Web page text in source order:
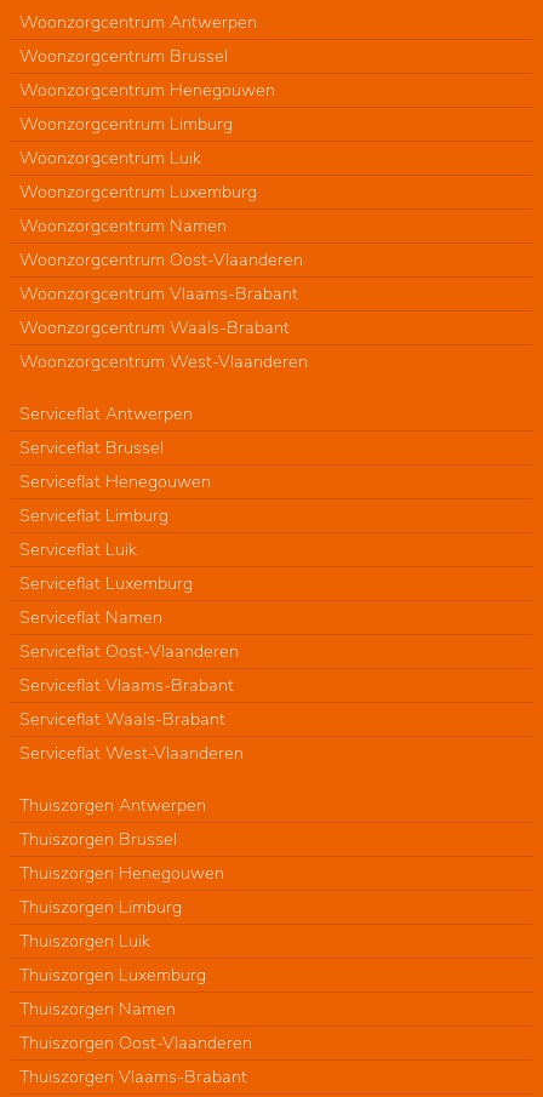
Woonzorgcentrum Antwerpen
Woonzorgcentrum Brussel
Woonzorgcentrum Henegouwen
Woonzorgcentrum Limburg
Woonzorgcentrum Luik
Woonzorgcentrum Luxemburg
Woonzorgcentrum Namen
Woonzorgcentrum Oost-Vlaanderen
Woonzorgcentrum Vlaams-Brabant
Woonzorgcentrum Waals-Brabant
Woonzorgcentrum West-Vlaanderen
Serviceflat Antwerpen
Serviceflat Brussel
Serviceflat Henegouwen
Serviceflat Limburg
Serviceflat Luik
Serviceflat Luxemburg
Serviceflat Namen
Serviceflat Oost-Vlaanderen
Serviceflat Vlaams-Brabant
Serviceflat Waals-Brabant
Serviceflat West-Vlaanderen
Thuiszorgen Antwerpen
Thuiszorgen Brussel
Thuiszorgen Henegouwen
Thuiszorgen Limburg
Thuiszorgen Luik
Thuiszorgen Luxemburg
Thuiszorgen Namen
Thuiszorgen Oost-Vlaanderen
Thuiszorgen Vlaams-Brabant